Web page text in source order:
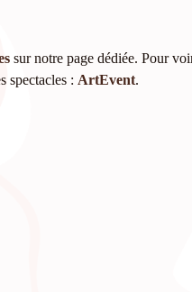
sur notre page dédiée. Pour
spectacles : ArtEvent.